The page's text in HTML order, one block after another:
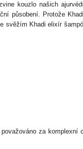
kouzlo našich
působení. Protože
svěžím Khadi elixír
za komplexní